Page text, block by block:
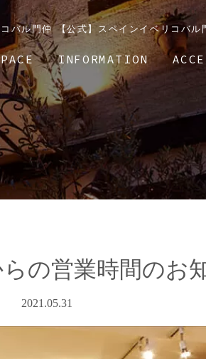
バル門仲 【公式】スペインイベリコバル
INFORMATION
の営業時間のお
2021.05.31